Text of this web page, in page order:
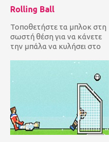
Rolling Ball
Τοποθετήστε τα μπλοκ στη
σωστή θέση για να κάνετε
την μπάλα να κυλήσει στο